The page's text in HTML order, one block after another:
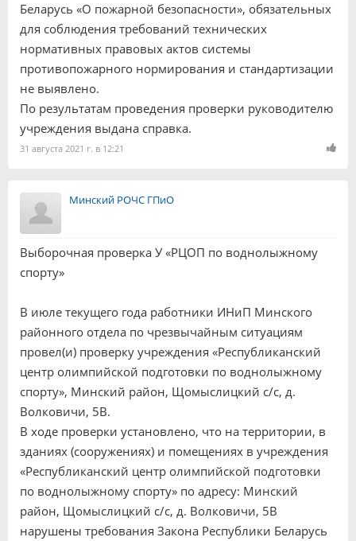
Беларусь «О пожарной безопасности», обязательных
для соблюдения требований технических
нормативных правовых актов системы
противопожарного нормирования и стандартизации
не выявлено.
По результатам проведения проверки руководителю
учреждения выдана справка.
31 августа 2021 г. в 12:21
Минский РОЧС ГПиО
Выборочная проверка У «РЦОП по воднолыжному
спорту»
В июле текущего года работники ИНиП Минского
районного отдела по чрезвычайным ситуациям
провел(и) проверку учреждения «Республиканский
центр олимпийской подготовки по воднолыжному
спорту», Минский район, Щомыслицкий с/с, д.
Волковичи, 5В.
В ходе проверки установлено, что на территории, в
зданиях (сооружениях) и помещениях в учреждения
«Республиканский центр олимпийской подготовки
по воднолыжному спорту» по адресу: Минский
район, Щомыслицкий с/с, д. Волковичи, 5В
нарушены требования Закона Республики Беларусь